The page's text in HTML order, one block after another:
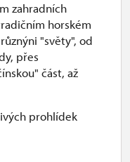
zahradních
horském
"světy", od
přes
část, až
prohlídek